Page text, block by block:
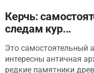
Керчь:
следам кур...
Это самостоятельный
интересны античная
редкие памятники